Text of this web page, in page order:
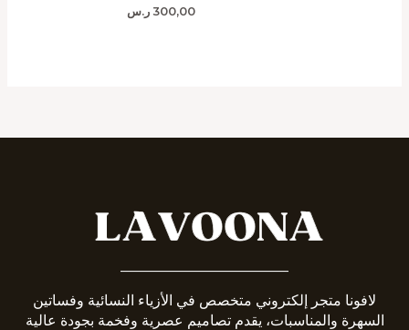
300,00 ر.س
لافونا متجر إلكتروني متخصص في الأزياء النسائية وفساتين
السهرة والمناسبات، يقدم تصاميم عصرية وفخمة بجودة عالية